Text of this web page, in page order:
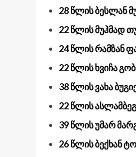
28 წლის ბესლან
22 წლის მუჰმად
24 წლის რამზან
22 წლის ხვიჩა
38 წლის ვახა
22 წლის
39 წლის უმარ
26 წლის ბექხან